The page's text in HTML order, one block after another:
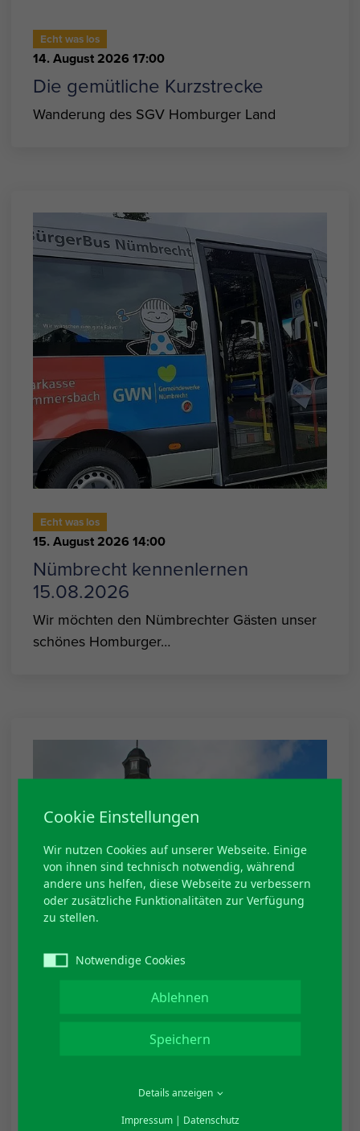
Echt was los
14. August 2026 17:00
Die gemütliche Kurzstrecke
Wanderung des SGV Homburger Land
Echt was los
15. August 2026 14:00
Nümbrecht kennenlernen
15.08.2026
Wir möchten den Nümbrechter Gästen unser
schönes Homburger…
19. August 2026 11:00- 19. August 2026 15:00
FerienWerkstatt für Kinder:
Cookie Einstellungen
Wir nutzen Cookies auf unserer Webseite. Einige
von ihnen sind technisch notwendig, während
andere uns helfen, diese Webseite zu verbessern
oder zusätzliche Funktionalitäten zur Verfügung
zu stellen.
Notwendige Cookies
Ablehnen
Speichern
Details anzeigen
Impressum| Datenschutz